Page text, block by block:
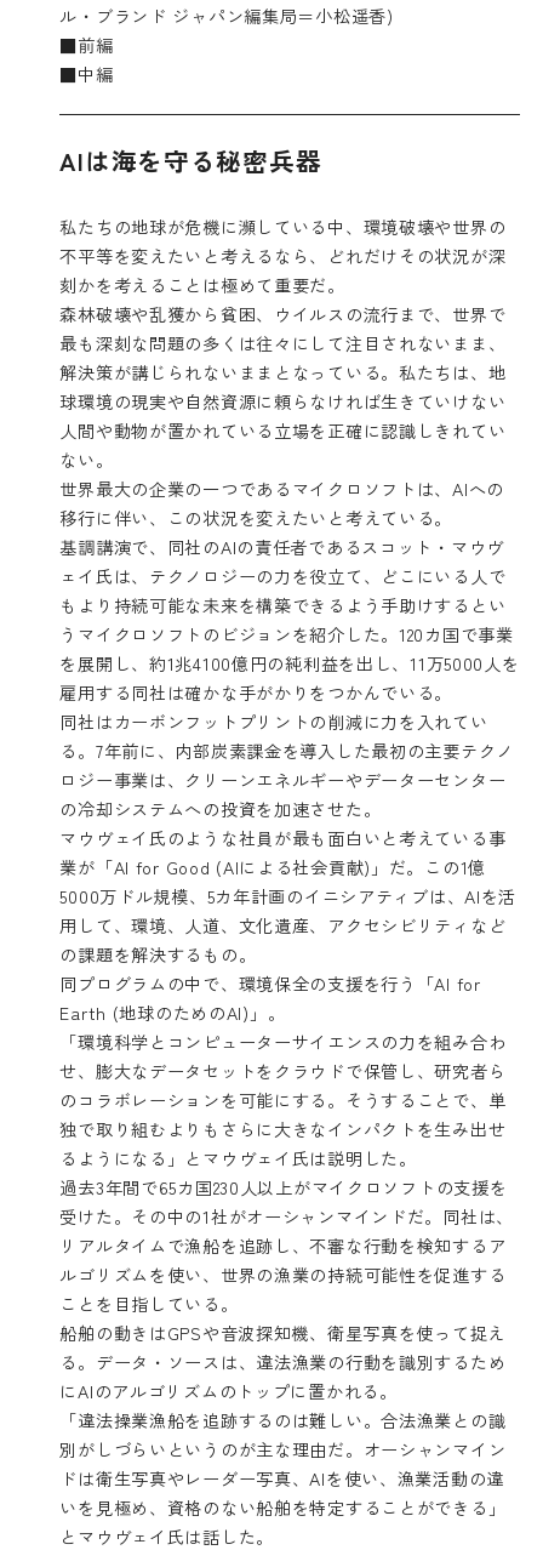
ル・ブランド ジャパン編集局＝小松遥香)
■前編
■中編
AIは海を守る秘密兵器
私たちの地球が危機に瀕している中、環境破壊や世界の
不平等を変えたいと考えるなら、どれだけその状況が深
刻かを考えることは極めて重要だ。
森林破壊や乱獲から貧困、ウイルスの流行まで、世界で
最も深刻な問題の多くは往々にして注目されないまま、
解決策が講じられないままとなっている。私たちは、地
球環境の現実や自然資源に頼らなければ生きていけない
人間や動物が置かれている立場を正確に認識しきれてい
ない。
世界最大の企業の一つであるマイクロソフトは、AIへの
移行に伴い、この状況を変えたいと考えている。
基調講演で、同社のAIの責任者であるスコット・マウヴ
ェイ氏は、テクノロジーの力を役立て、どこにいる人で
もより持続可能な未来を構築できるよう手助けするとい
うマイクロソフトのビジョンを紹介した。120カ国で事業
を展開し、約1兆4100億円の純利益を出し、11万5000人を
雇用する同社は確かな手がかりをつかんでいる。
同社はカーボンフットプリントの削減に力を入れてい
る。7年前に、内部炭素課金を導入した最初の主要テクノ
ロジー事業は、クリーンエネルギーやデーターセンター
の冷却システムへの投資を加速させた。
マウヴェイ氏のような社員が最も面白いと考えている事
業が「AI for Good (AIによる社会貢献)」だ。この1億
5000万ドル規模、5カ年計画のイニシアティブは、AIを活
用して、環境、人道、文化遺産、アクセシビリティなど
の課題を解決するもの。
同プログラムの中で、環境保全の支援を行う「AI for
Earth (地球のためのAI)」。
「環境科学とコンピューターサイエンスの力を組み合わ
せ、膨大なデータセットをクラウドで保管し、研究者ら
のコラボレーションを可能にする。そうすることで、単
独で取り組むよりもさらに大きなインパクトを生み出せ
るようになる」とマウヴェイ氏は説明した。
過去3年間で65カ国230人以上がマイクロソフトの支援を
受けた。その中の1社がオーシャンマインドだ。同社は、
リアルタイムで漁船を追跡し、不審な行動を検知するア
ルゴリズムを使い、世界の漁業の持続可能性を促進する
ことを目指している。
船舶の動きはGPSや音波探知機、衛星写真を使って捉え
る。データ・ソースは、違法漁業の行動を識別するため
にAIのアルゴリズムのトップに置かれる。
「違法操業漁船を追跡するのは難しい。合法漁業との識
別がしづらいというのが主な理由だ。オーシャンマイン
ドは衛生写真やレーダー写真、AIを使い、漁業活動の違
いを見極め、資格のない船舶を特定することができる」
とマウヴェイ氏は話した。